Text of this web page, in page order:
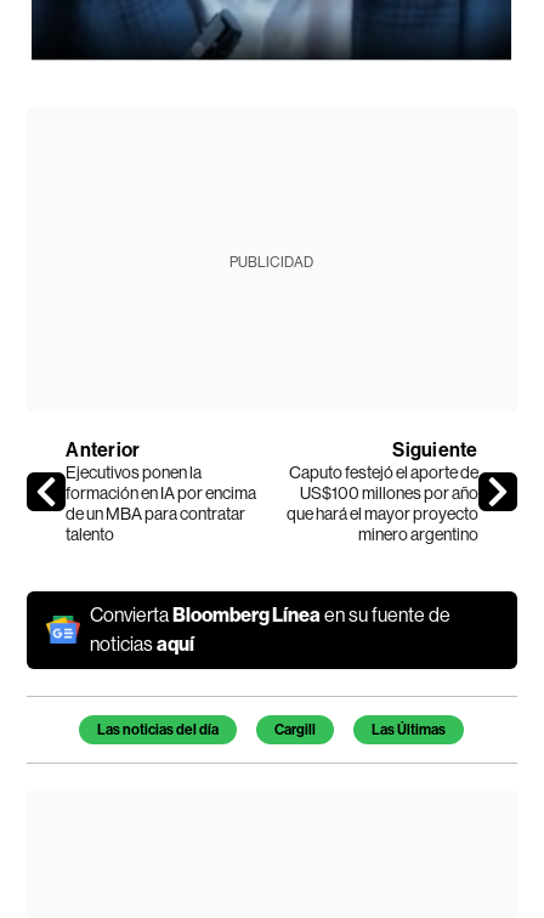
PUBLICIDAD
Anterior
Ejecutivos ponen la
formación en IA por encima
de un MBA para contratar
talento
Siguiente
Caputo festejó el aporte de
US$100 millones por año
que hará el mayor proyecto
minero argentino
ConviertaBloomberg Línea en su fuente de
noticiasaquí
Temas de este artículo
Las noticias del día Cargill Las Últimas